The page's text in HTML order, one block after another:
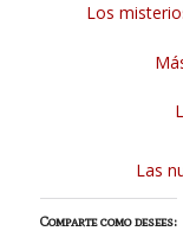
Los
Las
Comparte como desees: